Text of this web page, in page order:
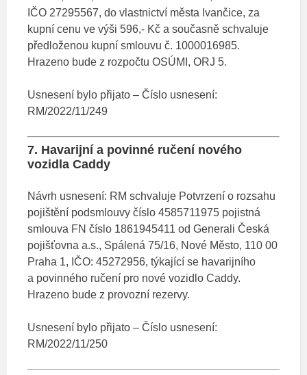
IČO 27295567, do vlastnictví města Ivančice, za
kupní cenu ve výši 596,- Kč a současně schvaluje
předloženou kupní smlouvu č. 1000016985.
Hrazeno bude z rozpočtu OSÚMI, ORJ 5.
Usnesení bylo přijato – Číslo usnesení:
RM/2022/11/249
7. Havarijní a povinné ručení nového
vozidla Caddy
Návrh usnesení: RM schvaluje Potvrzení o rozsahu
pojištění podsmlouvy číslo 4585711975 pojistná
smlouva FN číslo 1861945411 od Generali Česká
pojišťovna a.s., Spálená 75/16, Nové Město, 110 00
Praha 1, IČO: 45272956, týkající se havarijního
a povinného ručení pro nové vozidlo Caddy.
Hrazeno bude z provozní rezervy.
Usnesení bylo přijato – Číslo usnesení:
RM/2022/11/250